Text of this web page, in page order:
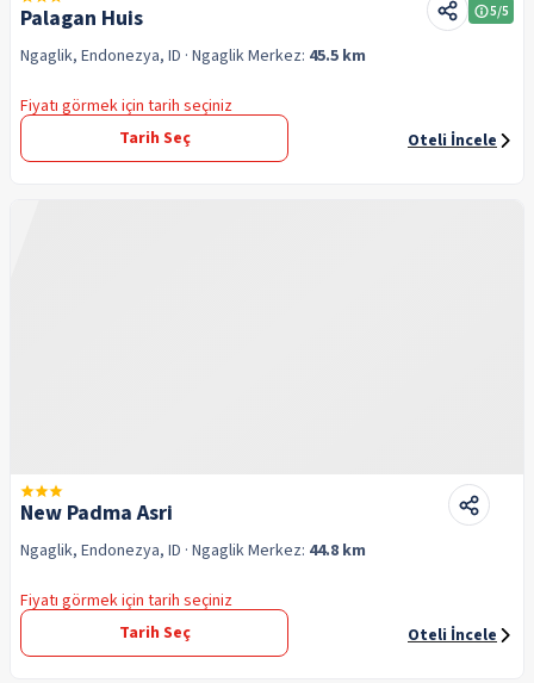
Palagan Huis 5/5
Ngaglik, Endonezya, ID · NgaglikMerkez: 45.5 km
Fiyatı görmek için tarih seçiniz
Tarih Seç
Oteli İncele
New Padma Asri
Ngaglik, Endonezya, ID · NgaglikMerkez: 44.8 km
Fiyatı görmek için tarih seçiniz
Tarih Seç
Oteli İncele